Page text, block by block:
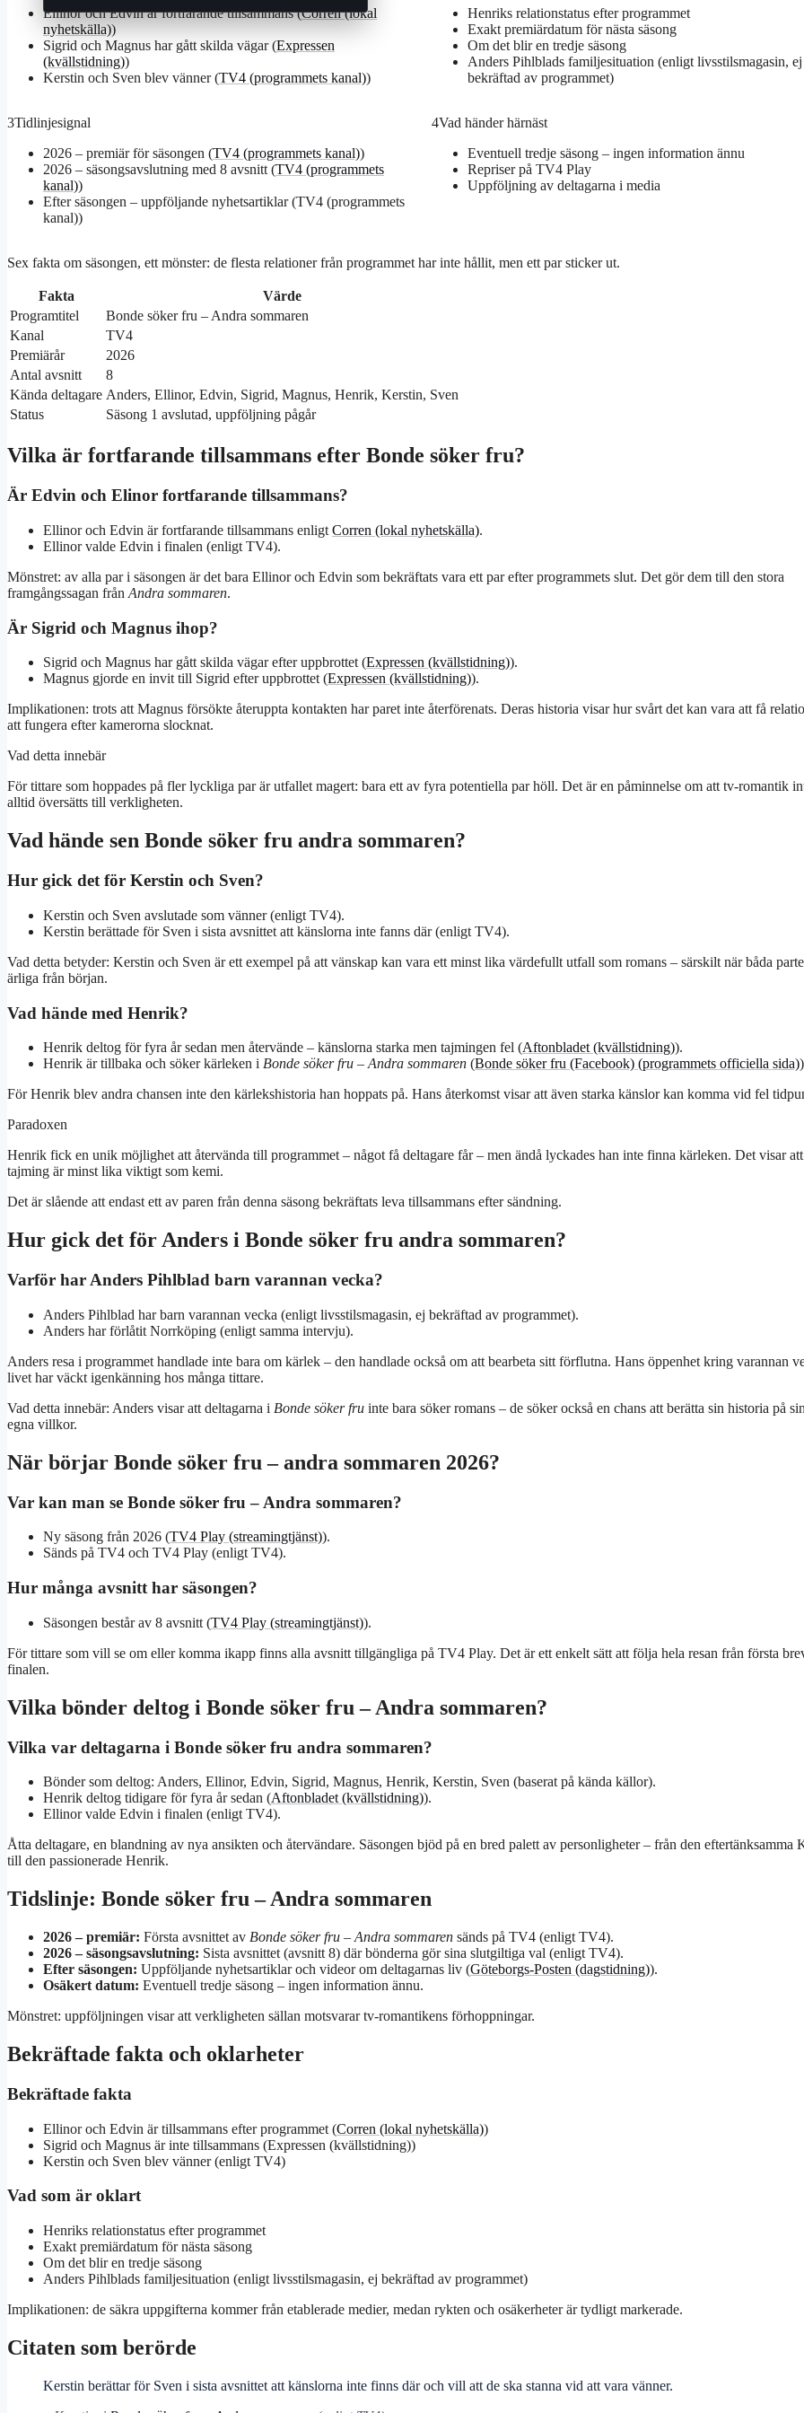
Ellinor och Edvin är fortfarande tillsammans (Corren (lokal
nyhetskälla))
Sigrid och Magnus har gått skilda vägar (Expressen
(kvällstidning))
Kerstin och Sven blev vänner (TV4 (programmets kanal))
Henriks relationstatus efter programmet
Exakt premiärdatum för nästa säsong
Om det blir en tredje säsong
Anders Pihlblads familjesituation (enligt livsstilsmagasin, ej
bekräftad av programmet)
3Tidlinjesignal
2026 – premiär för säsongen (TV4 (programmets kanal))
2026 – säsongsavslutning med 8 avsnitt (TV4 (programmets
kanal))
Efter säsongen – uppföljande nyhetsartiklar (TV4 (programmets
kanal))
4Vad händer härnäst
Eventuell tredje säsong – ingen information ännu
Repriser på TV4 Play
Uppföljning av deltagarna i media
Sex fakta om säsongen, ett mönster: de flesta relationer från programmet har inte hållit, men ett par sticker ut.
Fakta
Värde
Programtitel
Bonde söker fru – Andra sommaren
Kanal
TV4
Premiärår
2026
Antal avsnitt
8
Kända deltagare Anders, Ellinor, Edvin, Sigrid, Magnus, Henrik, Kerstin, Sven
Status
Säsong 1 avslutad, uppföljning pågår
Vilka är fortfarande tillsammans efter Bonde söker fru?
Är Edvin och Elinor fortfarande tillsammans?
Ellinor och Edvin är fortfarande tillsammans enligt Corren (lokal nyhetskälla).
Ellinor valde Edvin i finalen (enligt TV4).
Mönstret: av alla par i säsongen är det bara Ellinor och Edvin som bekräftats vara ett par efter programmets slut. Det gör dem till den stora
framgångssagan från Andra sommaren.
Är Sigrid och Magnus ihop?
Sigrid och Magnus har gått skilda vägar efter uppbrottet (Expressen (kvällstidning)).
Magnus gjorde en invit till Sigrid efter uppbrottet (Expressen (kvällstidning)).
Implikationen: trots att Magnus försökte återuppta kontakten har paret inte återförenats. Deras historia visar hur svårt det kan vara att få
att fungera efter kamerorna slocknat.
Vad detta innebär
För tittare som hoppades på fler lyckliga par är utfallet magert: bara ett av fyra potentiella par höll. Det är en påminnelse om att tv-romantik
alltid översätts till verkligheten.
Vad hände sen Bonde söker fru andra sommaren?
Hur gick det för Kerstin och Sven?
Kerstin och Sven avslutade som vänner (enligt TV4).
Kerstin berättade för Sven i sista avsnittet att känslorna inte fanns där (enligt TV4).
Vad detta betyder: Kerstin och Sven är ett exempel på att vänskap kan vara ett minst lika värdefullt utfall som romans – särskilt när båda
ärliga från början.
Vad hände med Henrik?
Henrik deltog för fyra år sedan men återvände – känslorna starka men tajmingen fel (Aftonbladet (kvällstidning)).
Henrik är tillbaka och söker kärleken i Bonde söker fru – Andra sommaren (Bonde söker fru (Facebook) (programmets officiella sida)
För Henrik blev andra chansen inte den kärlekshistoria han hoppats på. Hans återkomst visar att även starka känslor kan komma vid fel
Paradoxen
Henrik fick en unik möjlighet att återvända till programmet – något få deltagare får – men ändå lyckades han inte finna kärleken. Det visar att
tajming är minst lika viktigt som kemi.
Det är slående att endast ett av paren från denna säsong bekräftats leva tillsammans efter sändning.
Hur gick det för Anders i Bonde söker fru andra sommaren?
Varför har Anders Pihlblad barn varannan vecka?
Anders Pihlblad har barn varannan vecka (enligt livsstilsmagasin, ej bekräftad av programmet).
Anders har förlåtit Norrköping (enligt samma intervju).
Anders resa i programmet handlade inte bara om kärlek – den handlade också om att bearbeta sitt förflutna. Hans öppenhet kring varannan
livet har väckt igenkänning hos många tittare.
Vad detta innebär: Anders visar att deltagarna i Bonde söker fru inte bara söker romans – de söker också en chans att berätta sin historia på
egna villkor.
När börjar Bonde söker fru – andra sommaren 2026?
Var kan man se Bonde söker fru – Andra sommaren?
Ny säsong från 2026 (TV4 Play (streamingtjänst)).
Sänds på TV4 och TV4 Play (enligt TV4).
Hur många avsnitt har säsongen?
Säsongen består av 8 avsnitt (TV4 Play (streamingtjänst)).
För tittare som vill se om eller komma ikapp finns alla avsnitt tillgängliga på TV4 Play. Det är ett enkelt sätt att följa hela resan från första
finalen.
Vilka bönder deltog i Bonde söker fru – Andra sommaren?
Vilka var deltagarna i Bonde söker fru andra sommaren?
Bönder som deltog: Anders, Ellinor, Edvin, Sigrid, Magnus, Henrik, Kerstin, Sven (baserat på kända källor).
Henrik deltog tidigare för fyra år sedan (Aftonbladet (kvällstidning)).
Ellinor valde Edvin i finalen (enligt TV4).
Åtta deltagare, en blandning av nya ansikten och återvändare. Säsongen bjöd på en bred palett av personligheter – från den eftertänksamma
till den passionerade Henrik.
Tidslinje: Bonde söker fru – Andra sommaren
2026 – premiär: Första avsnittet av Bonde söker fru – Andra sommaren sänds på TV4 (enligt TV4).
2026 – säsongsavslutning: Sista avsnittet (avsnitt 8) där bönderna gör sina slutgiltiga val (enligt TV4).
Efter säsongen: Uppföljande nyhetsartiklar och videor om deltagarnas liv (Göteborgs-Posten (dagstidning)).
Osäkert datum: Eventuell tredje säsong – ingen information ännu.
Mönstret: uppföljningen visar att verkligheten sällan motsvarar tv-romantikens förhoppningar.
Bekräftade fakta och oklarheter
Bekräftade fakta
Ellinor och Edvin är tillsammans efter programmet (Corren (lokal nyhetskälla))
Sigrid och Magnus är inte tillsammans (Expressen (kvällstidning))
Kerstin och Sven blev vänner (enligt TV4)
Vad som är oklart
Henriks relationstatus efter programmet
Exakt premiärdatum för nästa säsong
Om det blir en tredje säsong
Anders Pihlblads familjesituation (enligt livsstilsmagasin, ej bekräftad av programmet)
Implikationen: de säkra uppgifterna kommer från etablerade medier, medan rykten och osäkerheter är tydligt markerade.
Citaten som berörde
Kerstin berättar för Sven i sista avsnittet att känslorna inte finns där och vill att de ska stanna vid att vara vänner.